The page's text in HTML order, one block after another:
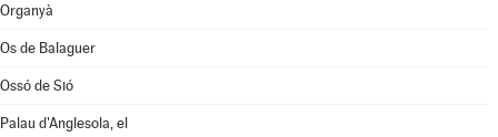
Organyà
Os de Balaguer
Ossó de Sió
Palau d'Anglesola, el